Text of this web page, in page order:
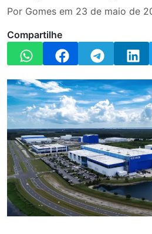
Por Gomes em 23 de maio de
Compartilhe